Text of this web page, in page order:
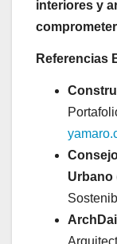
interiores y
Referencias
Urbano